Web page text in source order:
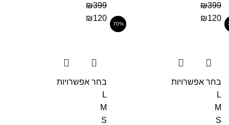
₪399
₪120
₪399
₪120
בחר אפשרויות
L
M
S
70%
בחר אפשרויות
L
M
S